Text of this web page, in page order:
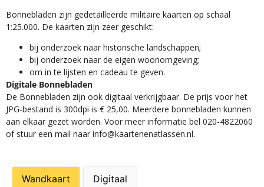
Bonnebladen zijn gedetailleerde militaire kaarten op schaal
1:25.000. De kaarten zijn zeer geschikt:​
​bij onderzoek naar historische landschappen;
bij onderzoek naar de eigen woonomgeving;
om in te lijsten en cadeau te geven.
Digitale Bonnebladen
De Bonnebladen zijn ook digitaal verkrijgbaar. De prijs voor het
JPG-bestand is 300dpi is € 25,00. Meerdere bonnebladen kunnen
aan elkaar gezet worden. Voor meer informatie bel 020-4822060
of stuur een mail naar info@kaartenenatlassen.nl.
Wandkaart Digitaal